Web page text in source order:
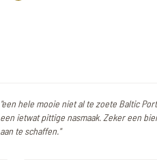
"een hele mooie niet al te zoete Baltic
een ietwat pittige nasmaak. Zeker een
aan te schaffen."